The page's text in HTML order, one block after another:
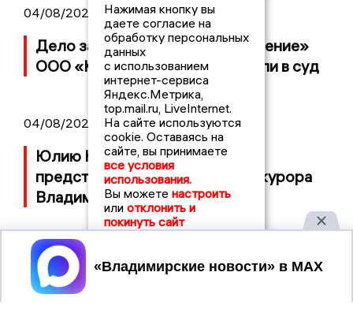
04/08/2026 15:40
Дело застройщика ЖК «Поколение»
ООО «Капитал Строй» передали в суд
04/08/2026 11:36
Юлию Калистову официально
представили в должности прокурора
Владимирской области
Нажимая кнопку вы
даете согласие на
обработку персональных
данных
с использованием
интернет-сервиса
Яндекс.Метрика,
top.mail.ru, LiveInternet.
На сайте используются
cookie. Оставаясь на
сайте, вы принимаете
все условия
использования.
Вы можете настроить
или отклонить и
покинуть сайт
Принять